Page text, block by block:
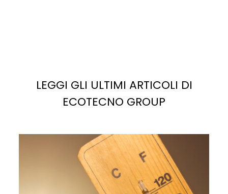
potenziale sul pianeta. Se sfruttata correttamente,
potrebbe facilmente soddisfare, e superare, la
domanda di elettricità attuale e futura.
LEGGI GLI ULTIMI ARTICOLI DI
ECOTECNO GROUP